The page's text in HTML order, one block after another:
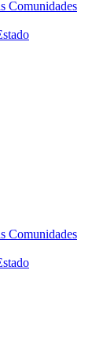
Comunidades
Comunidades